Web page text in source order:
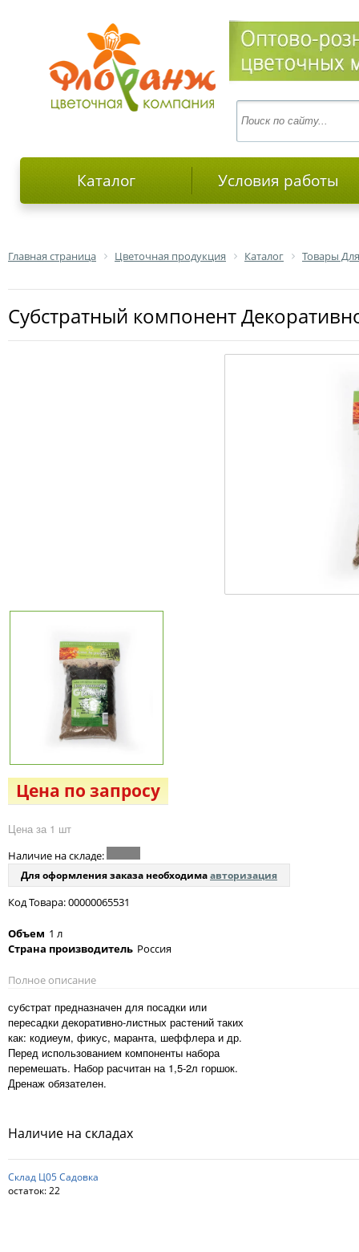
Каталог Условия работы
Главная страница Цветочная продукция Каталог Товары
Субстратный компонент
Цена по запросу
Цена за 1 шт
Наличие на складе:
Для оформления заказа необходимаавторизация
Код Товара: 00000065531
Объем 1 л
Страна производитель Россия
Полное описание
субстрат предназначен для посадки или
пересадки декоративно-листных растений таких
как: кодиеум, фикус, маранта, шеффлера и др.
Перед использованием компоненты набора
перемешать. Набор расчитан на 1,5-2л горшок.
Дренаж обязателен.
Наличие на складах
Склад Ц05 Садовка
остаток:22